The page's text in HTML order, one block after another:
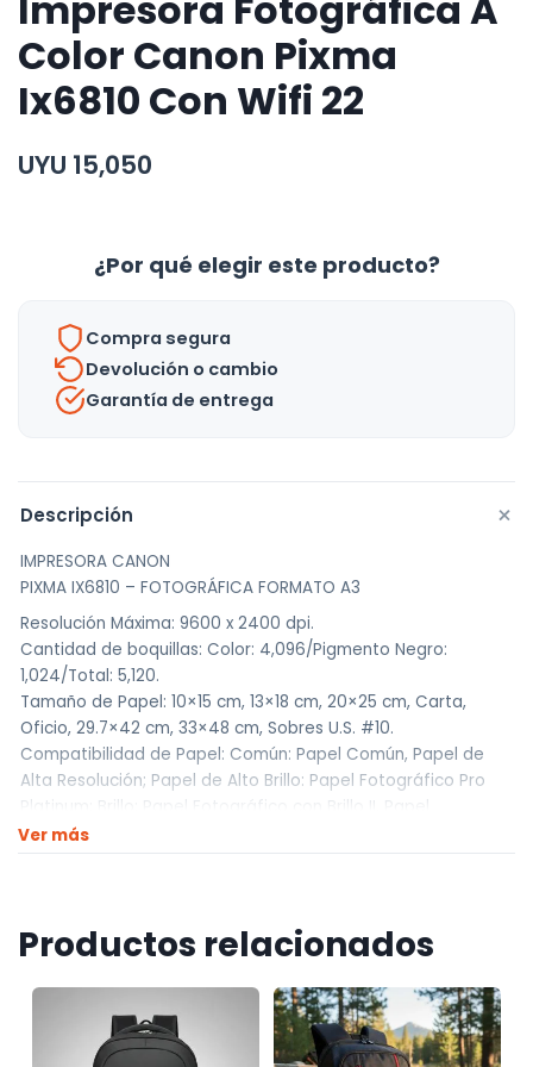
Color Canon Pixma
Ix6810 Con Wifi 22
UYU 15,050
¿Por qué elegir este producto?
Compra segura
Devolución o cambio
Garantía de entrega
Descripción +
IMPRESORA CANON
PIXMA IX6810 – FOTOGRÁFICA FORMATO A3
Resolución Máxima: 9600 x 2400 dpi.
Cantidad de boquillas: Color: 4,096/Pigmento Negro:
1,024/Total: 5,120.
Tamaño de Papel: 10×15 cm, 13×18 cm, 20×25 cm, Carta,
Oficio, 29.7×42 cm, 33×48 cm, Sobres U.S. #10.
Compatibilidad de Papel: Común: Papel Común, Papel de
Alta Resolución; Papel de Alto Brillo: Papel Fotográfico Pro
Platinum; Brillo: Papel Fotográfico con Brillo II, Papel
Fotográfico con Brillo; Papel Mate: Photo Papel Fotográfico
Mate; Sobres: Sobres U.S. #10.
Velocidad.
Incluye 2 cartuchos de tinta negra y 3 cartuchos a color.
Consumibles:
PGI-150XL Tinta de Pigmento Negro. 22 ml
CLI-151XL Tinta Cian. 11 ml
Ver más
Productos relacionados